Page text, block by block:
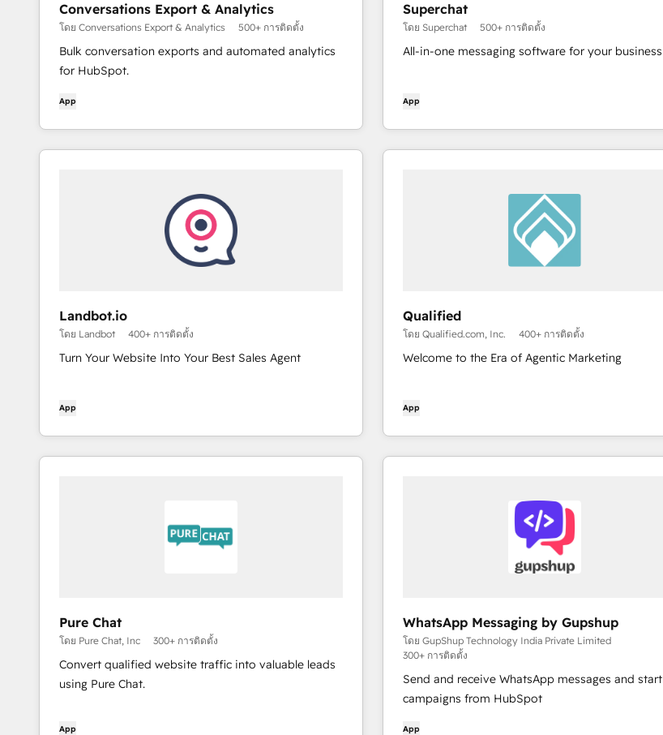
Conversations Export & Analytics
โดย Conversations Export & Analytics 500+ การติดตั้ง
Bulk conversation exports and automated analytics
for HubSpot.
App
Superchat
โดย Superchat 500+ การติดตั้ง
All-in-one messaging software for your business
App
Landbot.io
โดย Landbot 400+ การติดตั้ง
Turn Your Website Into Your Best Sales Agent
App
Qualified
โดย Qualified.com, Inc. 400+ การติดตั้ง
Welcome to the Era of Agentic Marketing
App
Pure Chat
โดย Pure Chat, Inc 300+ การติดตั้ง
Convert qualified website traffic into valuable leads
using Pure Chat.
App
WhatsApp Messaging by Gupshup
โดย GupShup Technology India Private Limited
300+ การติดตั้ง
Send and receive WhatsApp messages and start
campaigns from HubSpot
App